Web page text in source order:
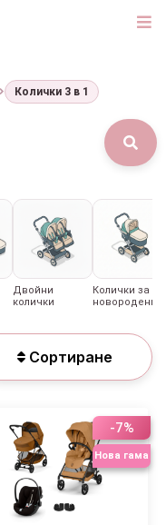
Колички 3 в 1
Двойни
колички
Колички за
новородени
Сортиране
-7%
Нова гама